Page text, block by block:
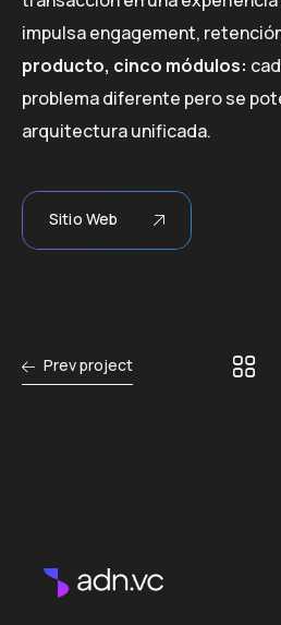
impulsa engagement,
producto, cinco módulos:
problema diferente pero se
arquitectura unificada.
Sitio Web
Prev project